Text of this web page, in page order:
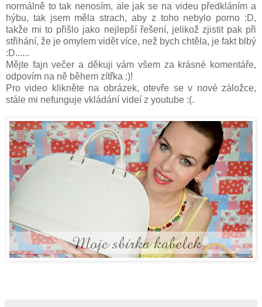
normálně to tak nenosím, ale jak se na videu předkláním a
hýbu, tak jsem měla strach, aby z toho nebylo porno :D,
takže mi to přišlo jako nejlepší řešení, jelikož zjistit pak při
střihání, že je omylem vidět více, než bych chtěla, je fakt blbý
:D......
Mějte fajn večer a děkuji vám všem za krásné komentáře,
odpovím na ně během zítřka :)!
Pro video klikněte na obrázek, otevře se v nové záložce,
stále mi nefunguje vkládání videí z youtube :(.